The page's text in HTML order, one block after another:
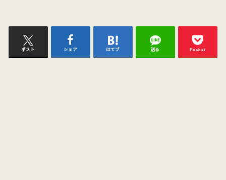
ポスト シェア はてブ 送る Pocket